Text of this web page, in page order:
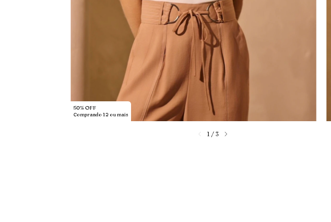
50% OFF
Comprando 12 ou mais
1 / 3